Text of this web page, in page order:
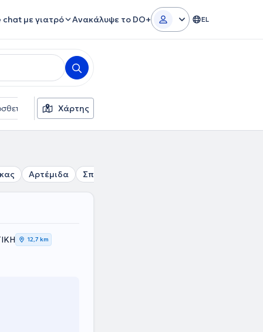
chat με γιατρό Ανακάλυψε το DO+ EL
φίλτρα Γλώσσες
Χάρτης
Αρτέμιδα Σπάτα
12,7 km